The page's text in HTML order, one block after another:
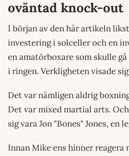
oväntad knock-out
I början av den här artikeln
investering i solceller och en
en amatörboxare som skulle
i ringen. Verkligheten visade
Det var nämligen aldrig
Det var mixed martial arts.
sig vara Jon "Bones" Jones, en
Innan Mike ens hinner reagera